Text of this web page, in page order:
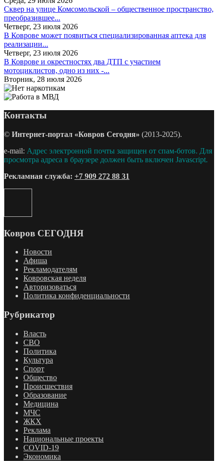
Сквер на улице Комсомольской – общественное пространство,
преобразившее...
Четверг, 23 июля 2026
В Коврове может появиться специализированная аптека для
реализации...
Четверг, 23 июля 2026
В Коврове и окрестностях два ДТП с участием
мотоциклистов, одно из них -...
Вторник, 28 июля 2026
Контакты
© Интернет-портал «Ковров Сегодня» (2013-2025).
e-mail: Адрес электронной почты защищен от спам-ботов. Для
просмотра адреса в браузере должен быть включен Javascript.
Рекламная служба: +7 909 272 88 31
Ковров СЕГОДНЯ
Новости
Афиша
Рекламодателям
Ковровская неделя
Авторизоваться
Политика конфиденциальности
Рубрикатор
Власть
СВО
Политика
Культура
Спорт
Общество
Происшествия
Образование
Медицина
МЧС
ЖКХ
Реклама
Национальные проекты
COVID-19
Экономика